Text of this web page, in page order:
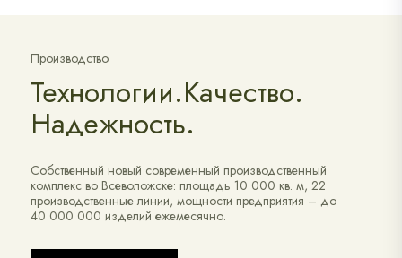
Производство
Собственный новый современный производственный
комплекс во Всеволожске: площадь 10 000 кв. м, 22
производственные линии, мощности предприятия – до
40 000 000 изделий ежемесячно.
Технологии.Качество.
Надежность.